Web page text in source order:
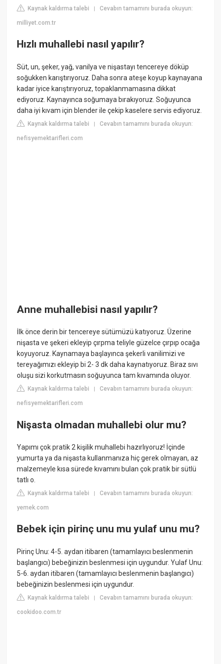
Kaynak kaldırma talebi |Cevabın tamamını burada okuyun:
milliyet.com.tr
Hızlı muhallebi nasıl yapılır?
Süt, un, şeker, yağ, vanilya ve nişastayı tencereye döküp
soğukken karıştırıyoruz. Daha sonra ateşe koyup kaynayana
kadar iyice karıştırıyoruz, topaklanmamasına dikkat
ediyoruz. Kaynayınca soğumaya bırakıyoruz. Soğuyunca
daha iyi kıvam için blender ile çekip kaselere servis ediyoruz.
Kaynak kaldırma talebi |Cevabın tamamını burada okuyun:
nefisyemektarifleri.com
Anne muhallebisi nasıl yapılır?
İlk önce derin bir tencereye sütümüzü katıyoruz. Üzerine
nişasta ve şekeri ekleyip çırpma teliyle güzelce çırpıp ocağa
koyuyoruz. Kaynamaya başlayınca şekerli vanilimizi ve
tereyağımızı ekleyip bi 2- 3 dk daha kaynatıyoruz. Biraz sıvı
oluşu sizi korkutmasın soğuyunca tam kıvamında oluyor.
Kaynak kaldırma talebi |Cevabın tamamını burada okuyun:
nefisyemektarifleri.com
Nişasta olmadan muhallebi olur mu?
Yapımı çok pratik 2 kişilik muhallebi hazırlıyoruz! İçinde
yumurta ya da nişasta kullanmanıza hiç gerek olmayan, az
malzemeyle kısa sürede kıvamını bulan çok pratik bir sütlü
tatlı o.
Kaynak kaldırma talebi |Cevabın tamamını burada okuyun:
yemek.com
Bebek için pirinç unu mu yulaf unu mu?
Pirinç Unu: 4-5. aydan itibaren (tamamlayıcı beslenmenin
başlangıcı) bebeğinizin beslenmesi için uygundur. Yulaf Unu:
5-6. aydan itibaren (tamamlayıcı beslenmenin başlangıcı)
bebeğinizin beslenmesi için uygundur.
Kaynak kaldırma talebi |Cevabın tamamını burada okuyun:
cookidoo.com.tr